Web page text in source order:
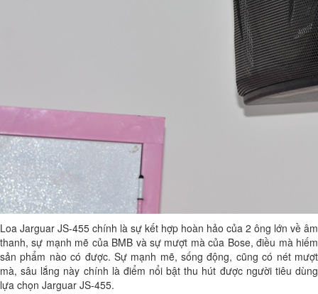
Loa Jarguar JS-455 chính là sự kết hợp hoàn hảo của 2 ông lớn về âm
thanh, sự mạnh mẽ của BMB và sự mượt mà của Bose, điều mà hiếm
sản phẩm nào có được. Sự mạnh mẽ, sống động, cũng có nét mượt
mà, sâu lắng này chính là điểm nổi bật thu hút được người tiêu dùng
lựa chọn Jarguar JS-455.